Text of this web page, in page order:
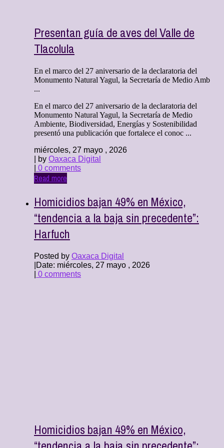
Presentan guía de aves del Valle de
Tlacolula
En el marco del 27 aniversario de la declaratoria del
Monumento Natural Yagul, la Secretaría de Medio Amb
...
En el marco del 27 aniversario de la declaratoria del
Monumento Natural Yagul, la Secretaría de Medio
Ambiente, Biodiversidad, Energías y Sostenibilidad
presentó una publicación que fortalece el conoc ...
miércoles, 27 mayo , 2026
| by Oaxaca Digital
0 comments
Read more
Homicidios bajan 49% en México,
“tendencia a la baja sin precedente”:
Harfuch
Posted by Oaxaca Digital
Date: miércoles, 27 mayo , 2026
0 comments
Homicidios bajan 49% en México,